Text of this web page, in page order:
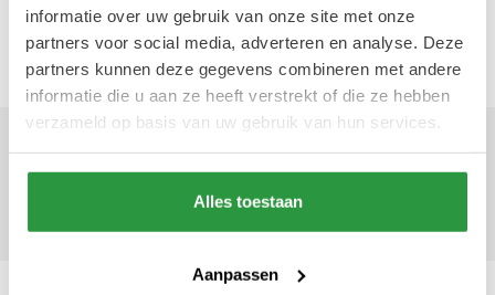
informatie over uw gebruik van onze site met onze
partners voor social media, adverteren en analyse. Deze
partners kunnen deze gegevens combineren met andere
informatie die u aan ze heeft verstrekt of die ze hebben
verzameld op basis van uw gebruik van hun services.
Alles toestaan
Aanpassen
Koningsdag?
Beurden
12 april 2023
Frontrunner